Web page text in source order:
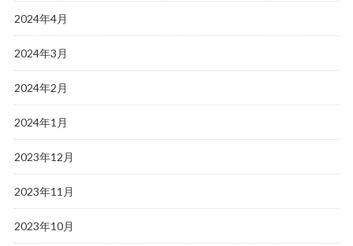
2024年4月
2024年3月
2024年2月
2024年1月
2023年12月
2023年11月
2023年10月